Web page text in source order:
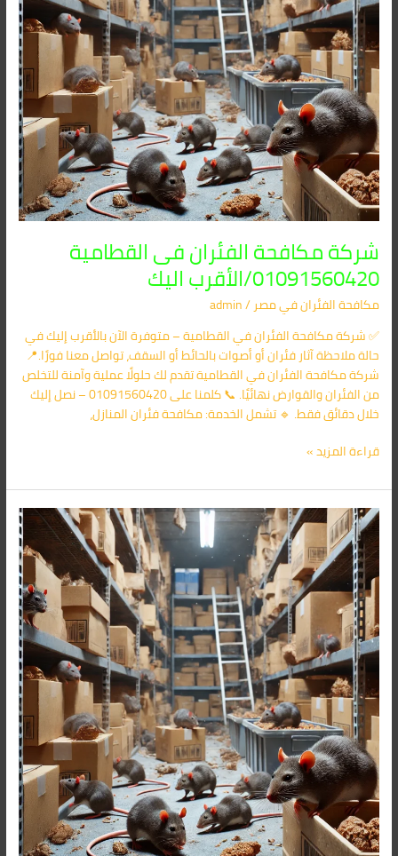
شركة مكافحة الفئران فى القطامية
01091560420/الأقرب اليك
مكافحة الفئران​ في مصر/
admin
✅ شركة مكافحة الفئران في القطامية – متوفرة الآن بالأقرب إليك في
حالة ملاحظة آثار فئران أو أصوات بالحائط أو السقف، تواصل معنا فورًا.📍
شركة مكافحة الفئران في القطامية تقدم لك حلولًا عملية وآمنة للتخلص
من الفئران والقوارض نهائيًا. 📞 كلمنا على 01091560420 – نصل إليك
خلال دقائق فقط. 🔹 تشمل الخدمة: مكافحة فئران المنازل،
اليك
قراءة المزيد »
شركة
مكافحة
الفئران
فى
التجمع
الاول
01091560420/
الأقرب
اليك